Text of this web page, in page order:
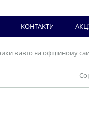
в авто на офіційному
КОНТАКТИ